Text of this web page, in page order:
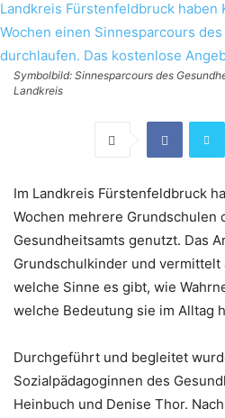
Symbolbild: Sinnesparcours des
Landkreis
Im Landkreis Fürstenfeldbruck
Wochen mehrere Grundschulen
Gesundheitsamts genutzt. Das
Grundschulkinder und vermittelt
welche Sinne es gibt, wie
welche Bedeutung sie im Alltag
Durchgeführt und begleitet
Sozialpädagoginnen des
Heinbuch und Denise Thor.